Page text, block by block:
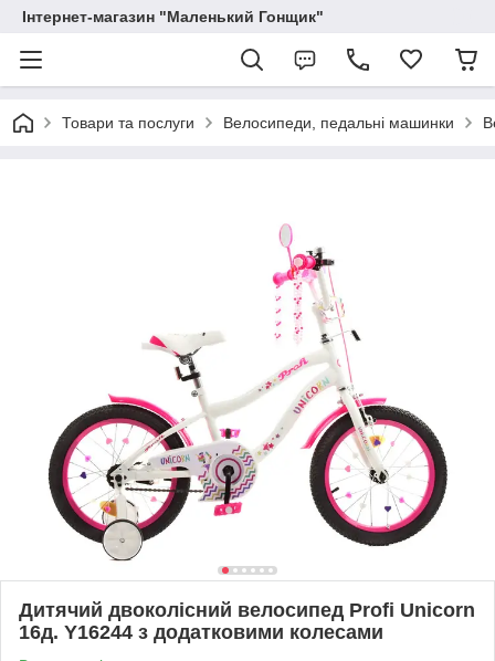
Інтернет-магазин "Маленький Гонщик"
Товари та послуги Велосипеди, педальні машинки
Дитячий двоколісний велосипед Profi Unicorn
16д. Y16244 з додатковими колесами